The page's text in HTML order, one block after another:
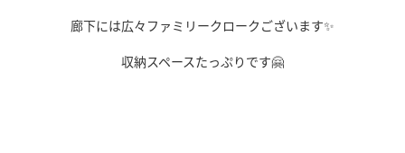
廊下には広々ファミリークロークございます✨
収納スペースたっぷりです🤗